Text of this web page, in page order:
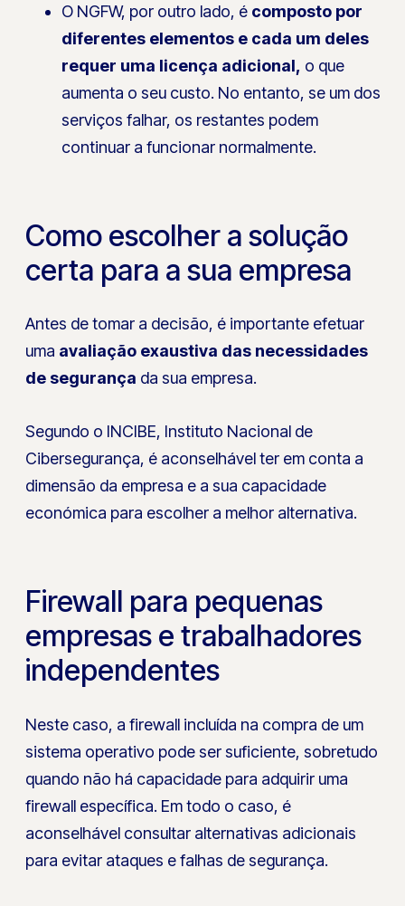
O NGFW, por outro lado, é composto por
diferentes elementos e cada um deles
requer uma licença adicional, o que
aumenta o seu custo. No entanto, se um dos
serviços falhar, os restantes podem
continuar a funcionar normalmente.
Como escolher a solução
certa para a sua empresa
Antes de tomar a decisão, é importante efetuar
uma avaliação exaustiva das necessidades
de segurança da sua empresa.
Segundo o INCIBE, Instituto Nacional de
Cibersegurança, é aconselhável ter em conta a
dimensão da empresa e a sua capacidade
económica para escolher a melhor alternativa.
Firewall para pequenas
empresas e trabalhadores
independentes
Neste caso, a firewall incluída na compra de um
sistema operativo pode ser suficiente, sobretudo
quando não há capacidade para adquirir uma
firewall específica. Em todo o caso, é
aconselhável consultar alternativas adicionais
para evitar ataques e falhas de segurança.